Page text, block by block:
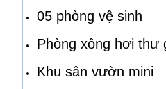
05 phòng vệ sinh
Phòng xông hơi thư
Khu sân vườn mini